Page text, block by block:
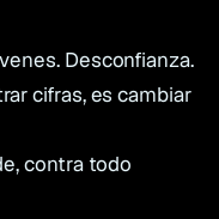
Desconfianza.
cifras, es cambiar
contra todo